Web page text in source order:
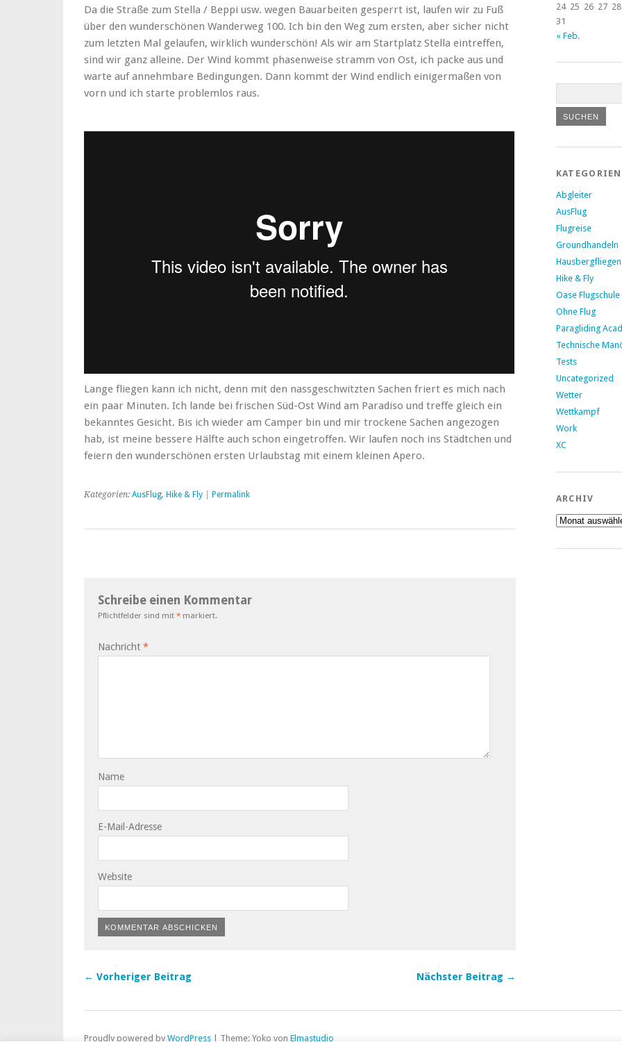
Da die Straße zum Stella / Beppi usw. wegen Bauarbeiten gesperrt ist, laufen wir zu Fuß
über den wunderschönen Wanderweg 100. Ich bin den Weg zum ersten, aber sicher nicht
zum letzten Mal gelaufen, wirklich wunderschön! Als wir am Startplatz Stella eintreffen,
sind wir ganz alleine. Der Wind kommt phasenweise stramm von Ost, ich packe aus und
warte auf annehmbare Bedingungen. Dann kommt der Wind endlich einigermaßen von
vorn und ich starte problemlos raus.
Lange fliegen kann ich nicht, denn mit den nassgeschwitzten Sachen friert es mich nach
ein paar Minuten. Ich lande bei frischen Süd-Ost Wind am Paradiso und treffe gleich ein
bekanntes Gesicht. Bis ich wieder am Camper bin und mir trockene Sachen angezogen
hab, ist meine bessere Hälfte auch schon eingetroffen. Wir laufen noch ins Städtchen und
feiern den wunderschönen ersten Urlaubstag mit einem kleinen Apero.
Kategorien: AusFlug, Hike & Fly Permalink
Schreibe einen Kommentar
Pflichtfelder sind mit * markiert.
Nachricht *
Name
E-Mail-Adresse
Website
← Vorheriger Beitrag Nächster Beitrag →
24 25 26 27 28
31
« Feb.
KATEGORIEN
Abgleiter
AusFlug
Flugreise
Groundhandeln
Hausbergfliegen
Hike & Fly
Oase Flugschule
Ohne Flug
Paragliding
Technische
Tests
Uncategorized
Wetter
Wettkampf
Work
XC
ARCHIV
Archiv
Proudly powered by WordPress Theme: Yoko von Elmastudio